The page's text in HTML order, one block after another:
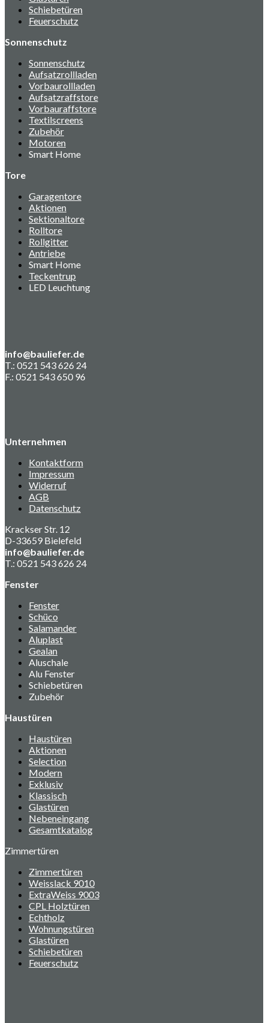
Schiebetüren
Feuerschutz
Sonnenschutz
Sonnenschutz
Aufsatzrollladen
Vorbaurollladen
Aufsatzraffstore
Vorbauraffstore
Textilscreens
Zubehör
Motoren
Smart Home
Tore
Garagentore
Aktionen
Sektionaltore
Rolltore
Rollgitter
Antriebe
Smart Home
Teckentrup
LED Leuchtung
info@bauliefer.de
T.: 0521 543 626 24
F.: 0521 543 650 96
Unternehmen
Kontaktform
Impressum
Widerruf
AGB
Datenschutz
Krackser Str. 12
D-33659 Bielefeld
info@bauliefer.de
T.: 0521 543 626 24
Fenster
Fenster
Schüco
Salamander
Aluplast
Gealan
Aluschale
Alu Fenster
Schiebetüren
Zubehör
Haustüren
Haustüren
Aktionen
Selection
Modern
Exklusiv
Klassisch
Glastüren
Nebeneingang
Gesamtkatalog
Zimmertüren
Zimmertüren
Weisslack 9010
ExtraWeiss 9003
CPL Holztüren
Echtholz
Wohnungstüren
Glastüren
Schiebetüren
Feuerschutz